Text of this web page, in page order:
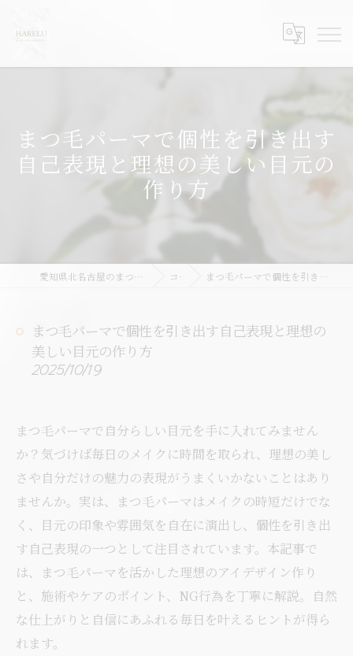
まつ毛パーマで個性を引き出す
自己表現と理想の美しい目元の
作り方
愛知県北名古屋のまつ毛パーマならHARELU北名古屋店 コラム まつ毛パーマで個性を引き出す自己表現と理想の美しい目元の作り方
まつ毛パーマで個性を引き出す自己表現と理想の
美しい目元の作り方
2025/10/19
まつ毛パーマで自分らしい目元を手に入れてみません
か？気づけば毎日のメイクに時間を取られ、理想の美し
さや自分だけの魅力の表現がうまくいかないことはあり
ませんか。実は、まつ毛パーマはメイクの時短だけでな
く、目元の印象や雰囲気を自在に演出し、個性を引き出
す自己表現の一つとして注目されています。本記事で
は、まつ毛パーマを活かした理想のアイデザイン作り
と、施術やケアのポイント、NG行為を丁寧に解説。自然
な仕上がりと自信にあふれる毎日を叶えるヒントが得ら
れます。